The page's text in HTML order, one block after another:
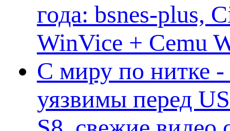
года: bsnes-plus,
WinVice + Cemu
С миру по нитке
уязвимы перед